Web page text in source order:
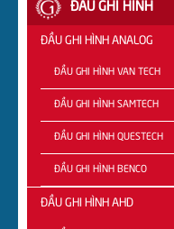
ĐẦU GHI HÌNH
ĐẦU GHI HÌNH ANALOG
ĐẦU GHI HÌNH VAN TECH
ĐẦU GHI HÌNH SAMTECH
ĐẦU GHI HÌNH QUESTECH
ĐẦU GHI HÌNH BENCO
ĐẦU GHI HÌNH AHD